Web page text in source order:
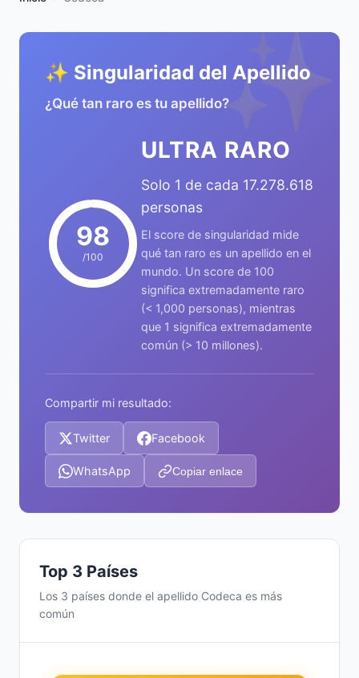
✨
✨ Singularidad del Apellido
¿Qué tan raro es tu apellido?
98
/100
ULTRA RARO
Solo 1 de cada 17.278.618
personas
El score de singularidad mide
qué tan raro es un apellido en el
mundo. Un score de 100
significa extremadamente raro
(< 1,000 personas), mientras
que 1 significa extremadamente
común (> 10 millones).
Compartir mi resultado:
Twitter Facebook
WhatsApp Copiar enlace
Top 3 Países
Los 3 países donde el apellido Codeca es más
común